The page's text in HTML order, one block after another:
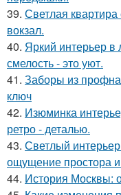
39. Светлая
вокзал.
40. Яркий интерьер в
смелость - это уют.
41. Заборы из
ключ
42. Изюминка
ретро - деталью.
43. Светлый интерьер
ощущение простора
44. История Москвы: